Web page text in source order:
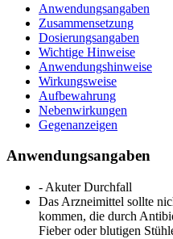
Anwendungsangaben
Zusammensetzung
Dosierungsangaben
Wichtige Hinweise
Anwendungshinweise
Wirkungsweise
Aufbewahrung
Nebenwirkungen
Gegenanzeigen
Anwendungsangaben
- Akuter Durchfall
Das Arzneimittel sollte
kommen, die durch
Fieber oder blutigen